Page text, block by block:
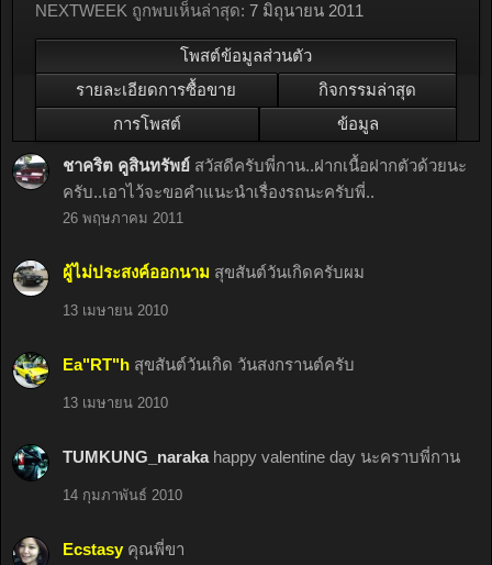
NEXTWEEK ถูกพบเห็นล่าสุด: 7 มิถุนายน 2011
โพสต์ข้อมูลส่วนตัว
รายละเอียดการซื้อขาย
กิจกรรมล่าสุด
การโพสต์
ข้อมูล
ชาคริต คูสินทรัพย์ สวัสดีครับพี่กาน..ฝากเนื้อฝากตัวด้วยนะ
ครับ..เอาไว้จะขอคำแนะนำเรื่องรถนะครับพี่..
26 พฤษภาคม 2011
ผู้ไม่ประสงค์ออกนาม สุขสันต์วันเกิดครับผม
13 เมษายน 2010
Ea"RT"h สุขสันต์วันเกิด วันสงกรานต์ครับ
13 เมษายน 2010
TUMKUNG_naraka happy valentine day นะคราบพี่กาน
14 กุมภาพันธ์ 2010
Ecstasy คุณพี่ขา